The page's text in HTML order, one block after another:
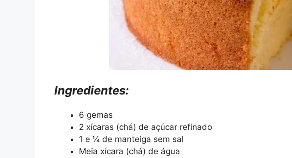
Ingredientes:
6 gemas
2 xícaras (chá) de açúcar refinado
1 e ¼ de manteiga sem sal
Meia xícara (chá) de água